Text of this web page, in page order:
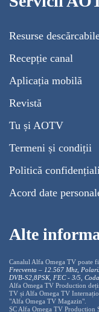
Resurse
Recepție canal
Aplicația mobilă
Revistă
Tu și AOTV
Termeni și condiții
Politică
Acord date
Alte
Canalul Alfa Omega TV poate
Frecventa – 12.567 Mhz,
DVB-S2,8PSK, FEC - 3/5,
Alfa Omega TV Production
TV și Alfa Omega TV
"Alfa Omega TV Magazin".
SC Alfa Omega TV Production